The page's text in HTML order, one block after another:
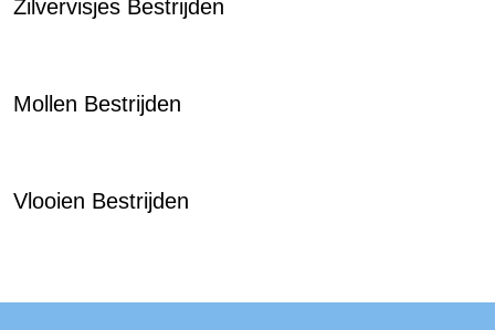
Zilvervisjes Bestrijden
Mollen Bestrijden
Vlooien Bestrijden